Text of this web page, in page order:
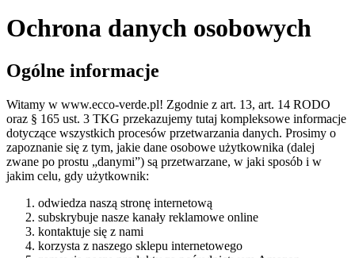
Ochrona danych osobowych
Ogólne informacje
Witamy w www.ecco-verde.pl! Zgodnie z art. 13, art. 14 RODO
oraz § 165 ust. 3 TKG przekazujemy tutaj kompleksowe informacje
dotyczące wszystkich procesów przetwarzania danych. Prosimy o
zapoznanie się z tym, jakie dane osobowe użytkownika (dalej
zwane po prostu „danymi”) są przetwarzane, w jaki sposób i w
jakim celu, gdy użytkownik:
odwiedza naszą stronę internetową
subskrybuje nasze kanały reklamowe online
kontaktuje się z nami
korzysta z naszego sklepu internetowego